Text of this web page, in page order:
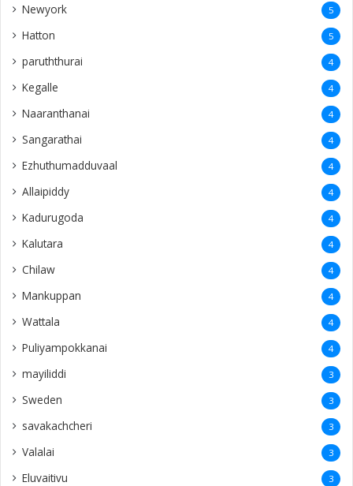
Newyork 5
Hatton 5
paruththurai 4
Kegalle 4
Naaranthanai 4
Sangarathai 4
Ezhuthumadduvaal 4
Allaipiddy 4
Kadurugoda 4
Kalutara 4
Chilaw 4
Mankuppan 4
Wattala 4
Puliyampokkanai 4
mayiliddi 3
Sweden 3
savakachcheri 3
Valalai 3
Eluvaitivu 3